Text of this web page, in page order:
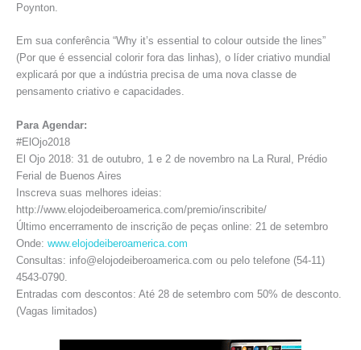
Poynton.
Em sua conferência “Why it’s essential to colour outside the lines”
(Por que é essencial colorir fora das linhas), o líder criativo mundial
explicará por que a indústria precisa de uma nova classe de
pensamento criativo e capacidades.
Para Agendar:
#ElOjo2018
El Ojo 2018: 31 de outubro, 1 e 2 de novembro na La Rural, Prédio
Ferial de Buenos Aires
Inscreva suas melhores ideias:
http://www.elojodeiberoamerica.com/premio/inscribite/
Último encerramento de inscrição de peças online: 21 de setembro
Onde: www.elojodeiberoamerica.com
Consultas: info@elojodeiberoamerica.com ou pelo telefone (54-11)
4543-0790.
Entradas com descontos: Até 28 de setembro com 50% de desconto.
(Vagas limitados)